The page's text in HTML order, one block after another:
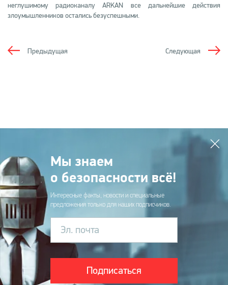
неглушимому радиоканалу ARKAN все дальнейшие действия
злоумышленников остались безуспешными.
Следующая
Предыдущая
Мы знаем
о безопасности всё!
Интересные факты, новости и специальные
предложения только для наших подписчиков.
Эл. почта
Подписаться